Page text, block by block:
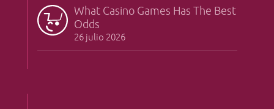
What Casino Games Has The Best
Odds
26 julio 2026